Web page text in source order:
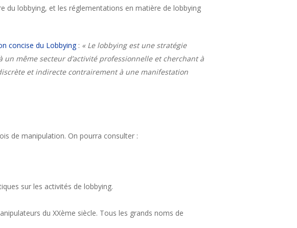
du lobbying, et les réglementations en matière de lobbying
concise du Lobbying: « Le lobbying est une stratégie
même secteur d’activité professionnelle et cherchant à
et indirecte contrairement à une manifestation
de manipulation. On pourra consulter :
sur les activités de lobbying.
du XXème siècle. Tous les grands noms de